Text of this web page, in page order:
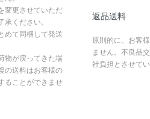
変更させていただ
承ください。
めて同梱して発送
物が戻ってきた場
の送料はお客様の
ることができませ
返品送料
原則的に、お客
ません。不良品
社負担とさせてい